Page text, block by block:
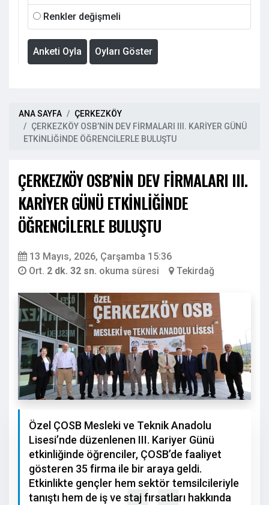
Renkler değişmeli
Anketi Oyla Oyları Göster
ANA SAYFA
ÇERKEZKÖY
ÇERKEZKÖY OSB’NİN DEV FİRMALARI III. KARİYER GÜNÜ
ETKİNLİĞİNDE ÖĞRENCİLERLE BULUŞTU
ÇERKEZKÖY OSB’NİN DEV FİRMALARI III.
KARİYER GÜNÜ ETKİNLİĞİNDE
ÖĞRENCİLERLE BULUŞTU
13 Mayıs, 2026, Çarşamba 15:36
Ort. 2 dk. 32 sn. okuma süresi Tekirdağ
Özel ÇOSB Mesleki ve Teknik Anadolu
Lisesi’nde düzenlenen III. Kariyer Günü
etkinliğinde öğrenciler, ÇOSB’de faaliyet
gösteren 35 firma ile bir araya geldi.
Etkinlikte gençler hem sektör temsilcileriyle
tanıştı hem de iş ve staj fırsatları hakkında